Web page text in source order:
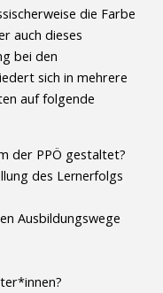
die Farbe
auch dieses
bei den
sich in mehrere
auf folgende
der PPÖ gestaltet?
des Lernerfolgs
Ausbildungswege